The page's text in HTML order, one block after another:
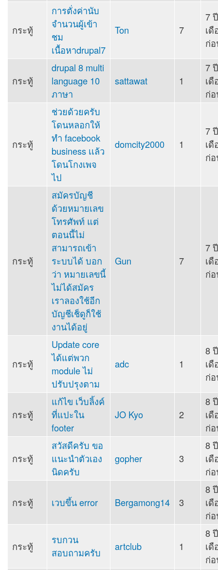
กระทู้
การตั่งค่านับ
จำนวนผู้เข้า
ชม
เนื้อหาdrupal7
Ton 7
7
เดื
ก่
กระทู้
drupal 8 multi
language 10
ภาษา
sattawat 1
7
เดื
ก่
กระทู้
ช่วยด้วยครับ
โดนหลอกให้
ทำ facebook
business เเล้ว
โดนโกงเพจ
ไป
domcity2000 1
7
เดื
ก่
กระทู้
สมัครบัญชี
ด้วยหมายเลข
โทรศัพท์ แต่
ตอนนี้ไม่
สามารถเข้า
ระบบได้ บอก
ว่า หมายเลขนี้
ไม่ได้สมัคร
เราลองใช้อีก
บัญชีเช็ดูก็ใช้
งานได้อยู่
Gun 7
7
เดื
ก่
กระทู้
Update core
ได้แต่พวก
module ไม่
ปรับปรุงตาม
adc 1
8
เดื
ก่
กระทู้
แก้ไข เว็บลิ้งค์
ที่แปะใน
footer
JO Kyo 2
8
เดื
ก่
กระทู้
สวัสดีครับ ขอ
แนะนำตัวเอง
นิดครับ
gopher 3
8
เดื
ก่
กระทู้ เวบขึ้น error Bergamong14 3
8
เดื
ก่
กระทู้
รบกวน
สอบถามครับ
artclub 1
8
เดื
ก่